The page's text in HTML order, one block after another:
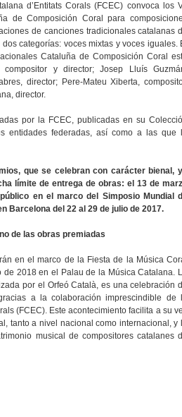
d’Entitats Corals (FCEC) convoca los
de Composición Coral para
de canciones tradicionales catalanas
categorías: voces mixtas y voces iguales.
Cataluña de Composición Coral
y director; Josep Lluís
director; Pere-Mateu Xiberta,
director.
por la FCEC, publicadas en su
entidades federadas, así como a las que
que se celebran con carácter bienal,
límite de entrega de obras: el 13 de
en el marco del Simposio Mundial
Barcelona del 22 al 29 de julio de 2017.
de las obras premiadas
en el marco de la Fiesta de la Música
2018 en el Palau de la Música Catalana.
por el Orfeó Català, es una celebración
a la colaboración imprescindible de
(FCEC). Este acontecimiento facilita a su
tanto a nivel nacional como internacional, y
musical de compositores catalanes